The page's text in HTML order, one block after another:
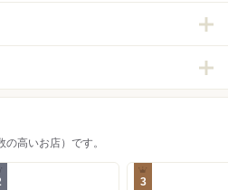
高いお店）です。
3